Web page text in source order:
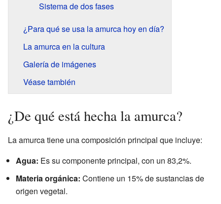
Sistema de dos fases
¿Para qué se usa la amurca hoy en día?
La amurca en la cultura
Galería de imágenes
Véase también
¿De qué está hecha la amurca?
La amurca tiene una composición principal que incluye:
Agua: Es su componente principal, con un 83,2%.
Materia orgánica: Contiene un 15% de sustancias de
origen vegetal.